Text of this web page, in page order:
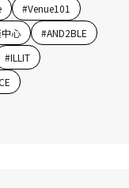
#Venue101
心 #AND2BLE
#ILLIT